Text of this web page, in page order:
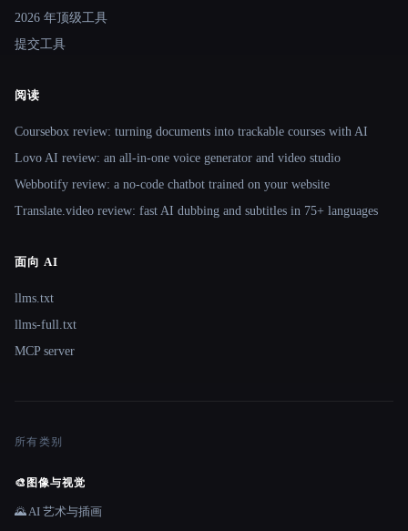
2026 年顶级工具
提交工具
阅读
Coursebox review: turning documents into trackable courses with AI
Lovo AI review: an all-in-one voice generator and video studio
Webbotify review: a no-code chatbot trained on your website
Translate.video review: fast AI dubbing and subtitles in 75+ languages
面向 AI
llms.txt
llms-full.txt
MCP server
所有类别
🎨 图像与视觉
🌄 AI 艺术与插画